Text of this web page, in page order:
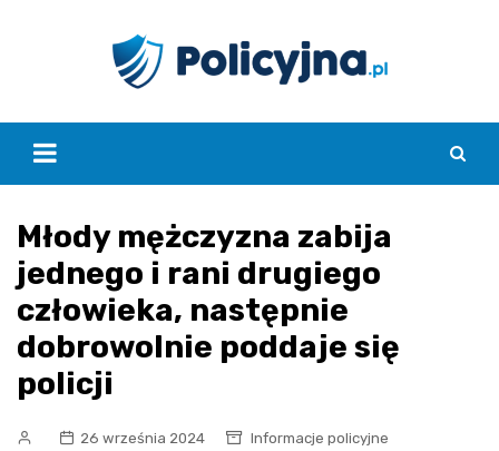
Młody mężczyzna zabija
jednego i rani drugiego
człowieka, następnie
dobrowolnie poddaje się
policji
26 września 2024 Informacje policyjne